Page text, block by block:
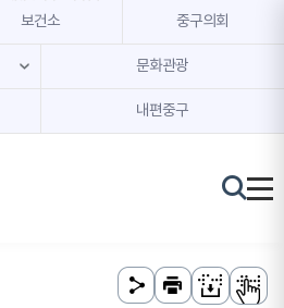
내용 바로가기
메뉴 바로가기
보건소 중구의회
문화관광
내편중구